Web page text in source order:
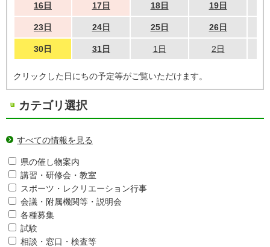
16日 17日 18日 19日
23日 24日 25日 26日
30日 31日 1日 2日
クリックした日にちの予定等がご覧いただけます。
カテゴリ選択
すべての情報を見る
県の催し物案内
講習・研修会・教室
スポーツ・レクリエーション行事
会議・附属機関等・説明会
各種募集
試験
相談・窓口・検査等